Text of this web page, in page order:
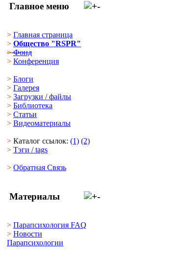
Главное меню
> Главная страница
> Общество "RSPR"
> Фонд
> Конференция
> Блоги
> Галерея
> Загрузки /файлы
> Библиотека
> Статьи
> Видеоматериалы
> Каталог ссылок: (1) (2)
> Тэги / tags
> Обратная Cвязь
Материалы
> Парапсихология FAQ
> Новости
Парапсихологии